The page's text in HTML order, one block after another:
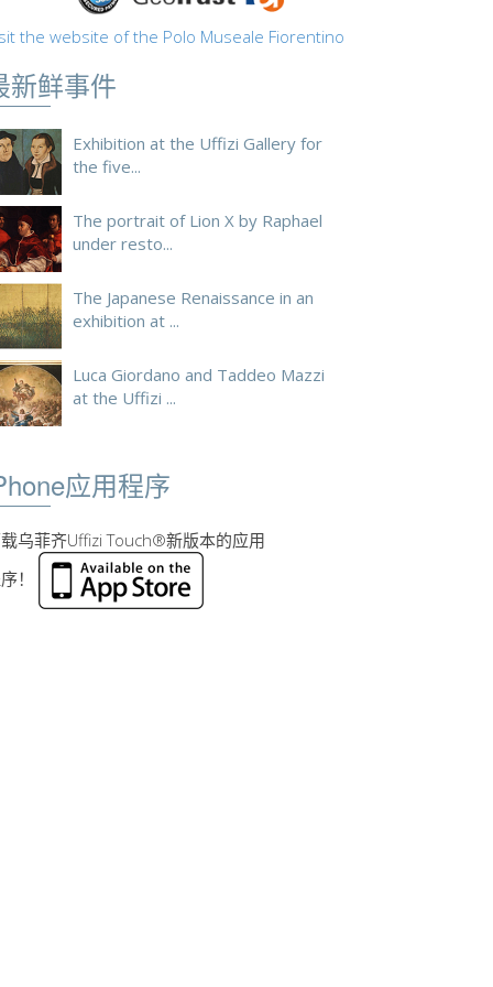
the website of the Polo Museale Fiorentino
新鲜事件
Exhibition at the Uffizi Gallery for
the five...
The portrait of Lion X by Raphael
under resto...
The Japanese Renaissance in an
exhibition at ...
Luca Giordano and Taddeo Mazzi
at the Uffizi ...
应用程序
乌菲齐Uffizi Touch®新版本的应用
！